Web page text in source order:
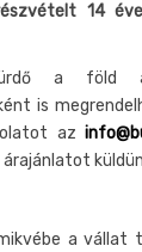
14
a föld
is
az
a vállat